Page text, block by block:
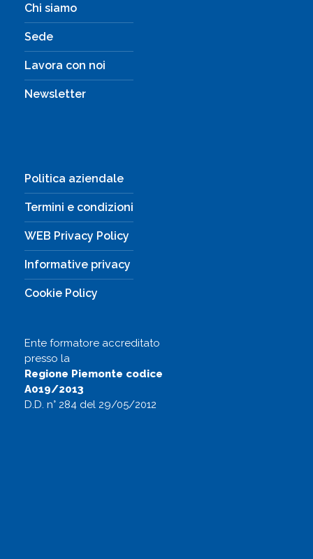
Chi siamo
Sede
Lavora con noi
Newsletter
Politica aziendale
Termini e condizioni
WEB Privacy Policy
Informative privacy
Cookie Policy
Ente formatore accreditato
presso la
Regione Piemonte codice
A019/2013
D.D. n° 284 del 29/05/2012